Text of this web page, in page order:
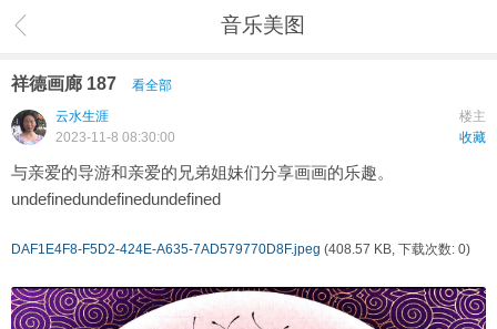
音乐美图
祥德画廊 187
看全部
楼主
云水生涯
收藏
2023-11-8 08:30:00
与亲爱的导游和亲爱的兄弟姐妹们分享画画的乐趣。
undefinedundefinedundefined
DAF1E4F8-F5D2-424E-A635-7AD579770D8F.jpeg (408.57 KB, 下载次数: 0)